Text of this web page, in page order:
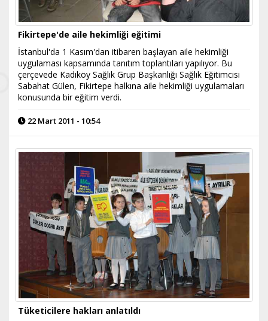
Fikirtepe'de aile hekimliği eğitimi
İstanbul'da 1 Kasım'dan itibaren başlayan aile hekimliği
uygulaması kapsamında tanıtım toplantıları yapılıyor. Bu
çerçevede Kadıköy Sağlık Grup Başkanlığı Sağlık Eğitimcisi
Sabahat Gülen, Fikirtepe halkına aile hekimliği uygulamaları
konusunda bir eğitim verdi.
22 Mart 2011 - 10:54
Tüketicilere hakları anlatıldı